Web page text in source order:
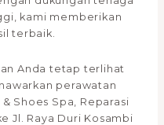
kami memberikan
terbaik.
Anda tetap terlihat
perawatan
Shoes Spa, Reparasi
Jl. Raya Duri Kosambi